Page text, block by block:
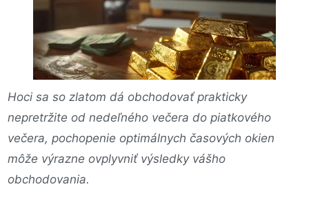
Hoci sa so zlatom dá obchodovať prakticky
nepretržite od nedeľného večera do piatkového
večera, pochopenie optimálnych časových okien
môže výrazne ovplyvniť výsledky vášho
obchodovania.